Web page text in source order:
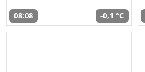
08:08 -0,1 °C